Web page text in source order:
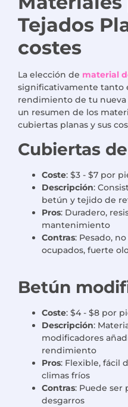
Tejados
costes
La elección de material
significativamente tanto
rendimiento de tu
un resumen de los
cubiertas planas y sus
Cubiertas
Coste: $3 - $7 por
Descripción:
betún y tejido de
Pros: Duradero,
mantenimiento
Contras: Pesado,
ocupados, fuerte
Betún
Coste: $4 - $8 por
Descripción:
modificadores
rendimiento
Pros: Flexible, fácil
climas fríos
Contras: Puede ser
desgarros